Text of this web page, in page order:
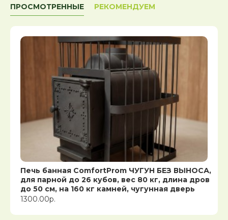
ПРОСМОТРЕННЫЕ РЕКОМЕНДУЕМ
Печь банная ComfortProm ЧУГУН БЕЗ ВЫНОСА,
для парной до 26 кубов, вес 80 кг, длина дров
до 50 см, на 160 кг камней, чугунная дверь
1300.00р.